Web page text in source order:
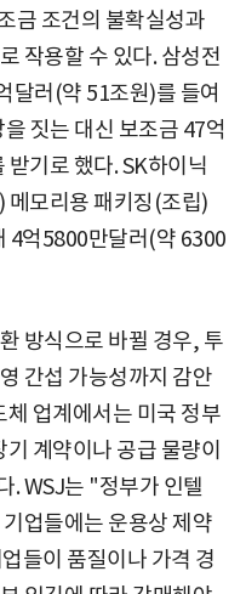
금 조건의 불확실성과
작용할 수 있다. 삼성전
달러(약 51조원)를 들여
짓는 대신 보조금 47억
기로 했다. SK하이닉
메모리용 패키징(조립)
4억5800만달러(약 6300
방식으로 바뀔 경우, 투
간섭 가능성까지 감안
업계에서는 미국 정부
계약이나 공급 물량이
. WSJ는 "정부가 인텔
업들에는 운용상 제약
들이 품질이나 가격 경